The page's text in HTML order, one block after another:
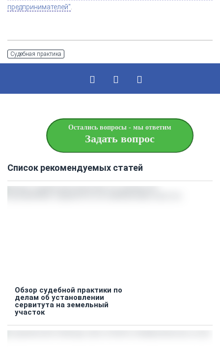
предпринимателей"
Судебная практика
Остались вопросы - мы ответим
Задать вопрос
Список рекомендуемых статей
Обзор судебной практики по
делам об установлении
сервитута на земельный
участок